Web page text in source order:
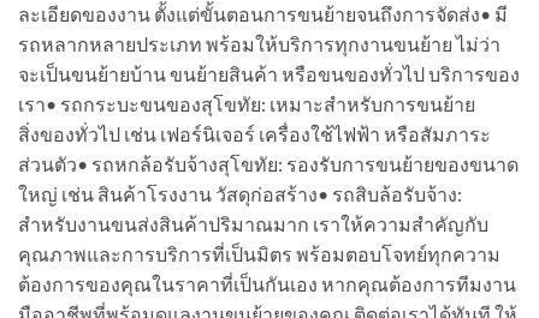
ละเอียดของงาน ตั้งแต่ขั้นตอนการขนย้ายจนถึงการจัดส่ง• มี
รถหลากหลายประเภท พร้อมให้บริการทุกงานขนย้าย ไม่ว่า
จะเป็นขนย้ายบ้าน ขนย้ายสินค้า หรือขนของทั่วไป บริการของ
เรา• รถกระบะขนของสุโขทัย: เหมาะสำหรับการขนย้าย
สิ่งของทั่วไป เช่น เฟอร์นิเจอร์ เครื่องใช้ไฟฟ้า หรือสัมภาระ
ส่วนตัว• รถหกล้อรับจ้างสุโขทัย: รองรับการขนย้ายของขนาด
ใหญ่ เช่น สินค้าโรงงาน วัสดุก่อสร้าง• รถสิบล้อรับจ้าง:
สำหรับงานขนส่งสินค้าปริมาณมาก เราให้ความสำคัญกับ
คุณภาพและการบริการที่เป็นมิตร พร้อมตอบโจทย์ทุกความ
ต้องการของคุณในราคาที่เป็นกันเอง หากคุณต้องการทีมงาน
มืออาชีพที่พร้อมดูแลงานขนย้ายของคุณ ติดต่อเราได้ทันที ให้